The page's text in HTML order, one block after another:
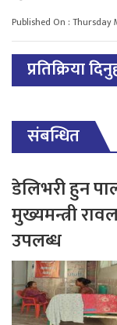
Published On : Thursday
प्रतिक्रिया
संबन्धित
डेलिभरी हुन
मुख्यमन्त्री
उपलब्ध